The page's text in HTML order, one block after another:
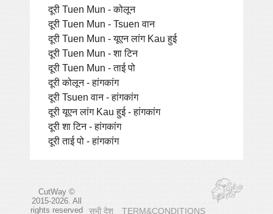
दूरी Tuen Mun - कोलून
दूरी Tuen Mun - Tsuen वान
दूरी Tuen Mun - यूएन लांग Kau हुई
दूरी Tuen Mun - शा टिन
दूरी Tuen Mun - ताई पो
दूरी कोलून - हांगकांग
दूरी Tsuen वान - हांगकांग
दूरी यूएन लांग Kau हुई - हांगकांग
दूरी शा टिन - हांगकांग
दूरी ताई पो - हांगकांग
CutWay ©
2015-2026. All
rights reserved
सभी देश TERM&CONDITIONS